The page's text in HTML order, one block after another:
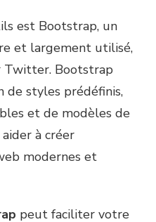
est Bootstrap, un
et largement utilisé,
Twitter. Bootstrap
de styles prédéfinis,
et de modèles de
à créer
modernes et
peut faciliter votre